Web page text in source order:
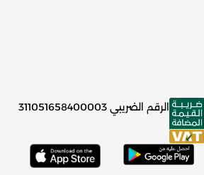
الرقم الضريبي 311051658400003